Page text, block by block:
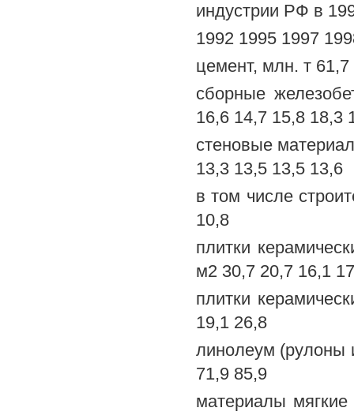
индустрии РФ в
1992 1995 1997
цемент, млн. т
сборные
16,6 14,7 15,8 18,3
стеновые
13,3 13,5 13,5 13,6
в том числе
10,8
плитки
м2 30,7 20,7 16,1
плитки
19,1 26,8
линолеум (рулоны
71,9 85,9
материалы